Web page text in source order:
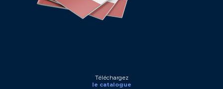
Téléchargez
le catalogue